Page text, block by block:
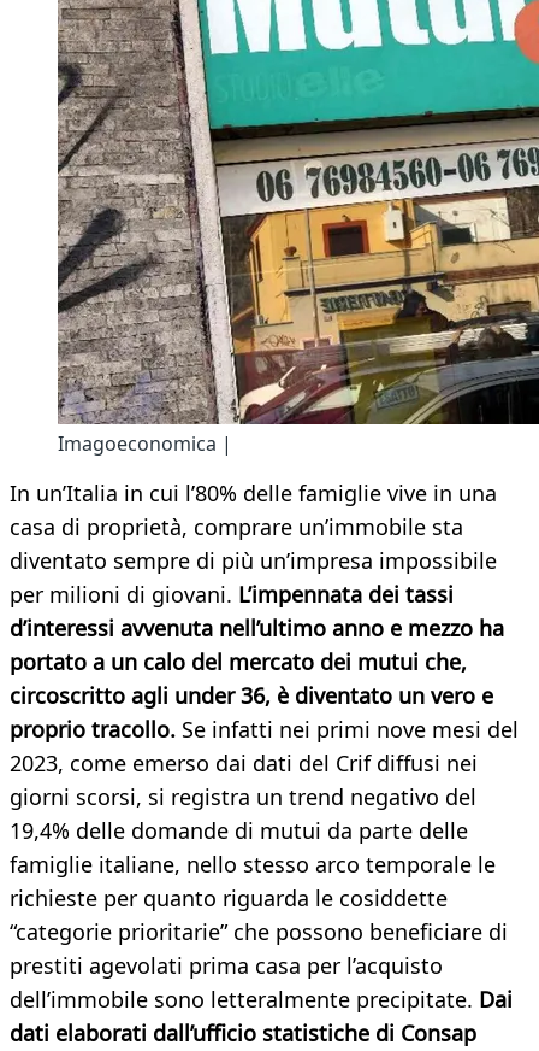
Imagoeconomica |
In un’Italia in cui l’80% delle famiglie vive in una
casa di proprietà, comprare un’immobile sta
diventato sempre di più un’impresa impossibile
per milioni di giovani. L’impennata dei tassi
d’interessi avvenuta nell’ultimo anno e mezzo ha
portato a un calo del mercato dei mutui che,
circoscritto agli under 36, è diventato un vero e
proprio tracollo. Se infatti nei primi nove mesi del
2023, come emerso dai dati del Crif diffusi nei
giorni scorsi, si registra un trend negativo del
19,4% delle domande di mutui da parte delle
famiglie italiane, nello stesso arco temporale le
richieste per quanto riguarda le cosiddette
“categorie prioritarie” che possono beneficiare di
prestiti agevolati prima casa per l’acquisto
dell’immobile sono letteralmente precipitate. Dai
dati elaborati dall’ufficio statistiche di Consap